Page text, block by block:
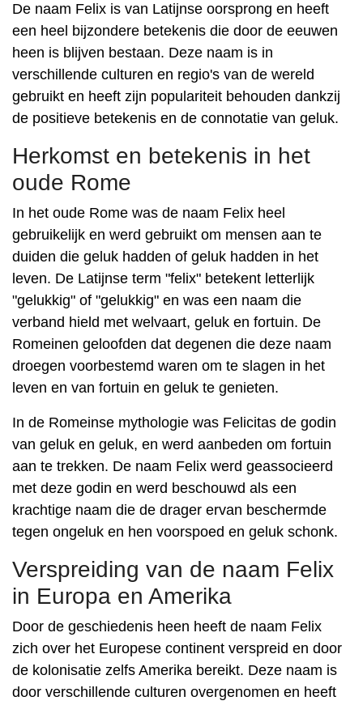
De naam Felix is ​​van Latijnse oorsprong en heeft
een heel bijzondere betekenis die door de eeuwen
heen is blijven bestaan. Deze naam is in
verschillende culturen en regio's van de wereld
gebruikt en heeft zijn populariteit behouden dankzij
de positieve betekenis en de connotatie van geluk.
Herkomst en betekenis in het
oude Rome
In het oude Rome was de naam Felix heel
gebruikelijk en werd gebruikt om mensen aan te
duiden die geluk hadden of geluk hadden in het
leven. De Latijnse term "felix" betekent letterlijk
"gelukkig" of "gelukkig" en was een naam die
verband hield met welvaart, geluk en fortuin. De
Romeinen geloofden dat degenen die deze naam
droegen voorbestemd waren om te slagen in het
leven en van fortuin en geluk te genieten.
In de Romeinse mythologie was Felicitas de godin
van geluk en geluk, en werd aanbeden om fortuin
aan te trekken. De naam Felix werd geassocieerd
met deze godin en werd beschouwd als een
krachtige naam die de drager ervan beschermde
tegen ongeluk en hen voorspoed en geluk schonk.
Verspreiding van de naam Felix
in Europa en Amerika
Door de geschiedenis heen heeft de naam Felix
zich over het Europese continent verspreid en door
de kolonisatie zelfs Amerika bereikt. Deze naam is
door verschillende culturen overgenomen en heeft